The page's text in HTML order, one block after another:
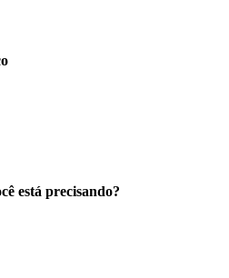
está precisando?